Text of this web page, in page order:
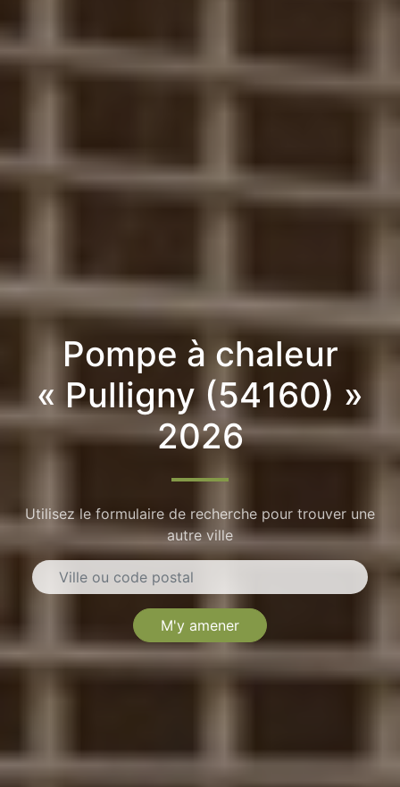
Pompe à chaleur
« Pulligny (54160) »
2026
Utilisez le formulaire de recherche pour trouver une
autre ville
M'y amener